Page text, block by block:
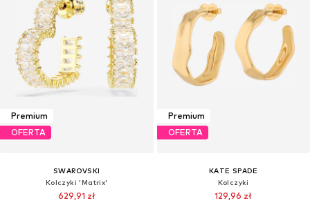
Premium
OFERTA
SWAROVSKI
Kolczyki 'Matrix'
629,91 zł
Premium
OFERTA
KATE SPADE
Kolczyki
129,96 zł